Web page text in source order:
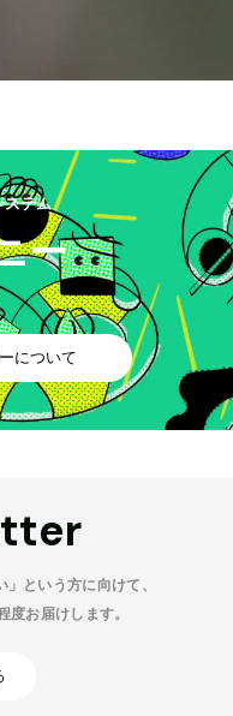
ステム
ー
について
」という方に向けて、
お届けします。